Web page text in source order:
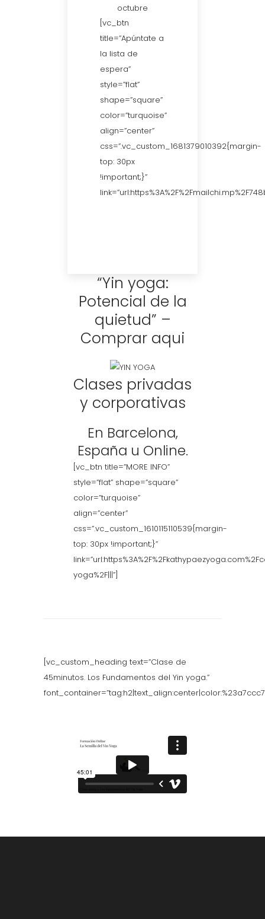
octubre
[vc_btn
title=”Apúntate a
la lista de
espera”
style=”flat”
shape=”square”
color=”turquoise”
align=”center”
css=”.vc_custom_1681379010392{margin-
top: 30px
!important;}”
“Yin yoga:
Potencial de la
quietud” –
Comprar aqui
Clases privadas
y corporativas
En Barcelona,
España u Online.
[vc_btn title=”MORE INFO”
style=”flat” shape=”square”
color=”turquoise”
align=”center”
css=”.vc_custom_1610115110539{margin-
top: 30px !important;}”
yoga%2F|||”]
[vc_custom_heading text=”Clase de
45minutos. Los Fundamentos del Yin yoga.”